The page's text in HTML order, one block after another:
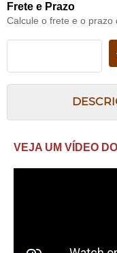
Frete e Prazo
Calcule o frete e o
VEJA UM VÍDEO